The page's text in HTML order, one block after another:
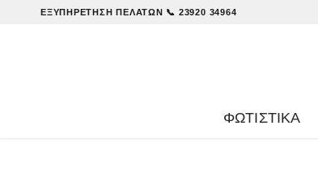
ΕΞΥΠΗΡΈΤΗΣΗ ΠΕΛΑΤΏΝ 📞 23920 34964
ΦΩΤΙΣΤΙΚΑ